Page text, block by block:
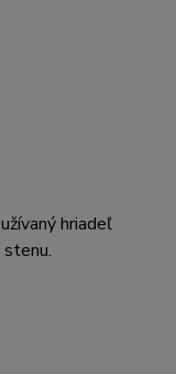
hriadeľ